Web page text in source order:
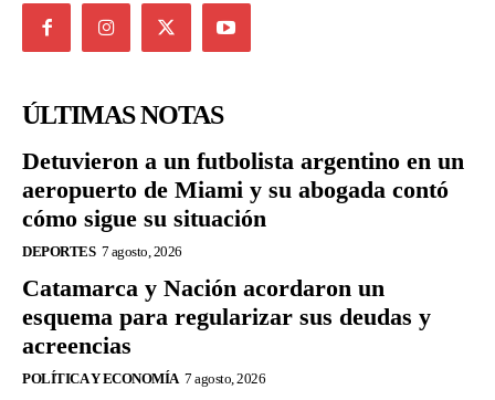
ÚLTIMAS NOTAS
Detuvieron a un futbolista argentino en un
aeropuerto de Miami y su abogada contó
cómo sigue su situación
DEPORTES 7 agosto, 2026
Catamarca y Nación acordaron un
esquema para regularizar sus deudas y
acreencias
POLÍTICA Y ECONOMÍA 7 agosto, 2026